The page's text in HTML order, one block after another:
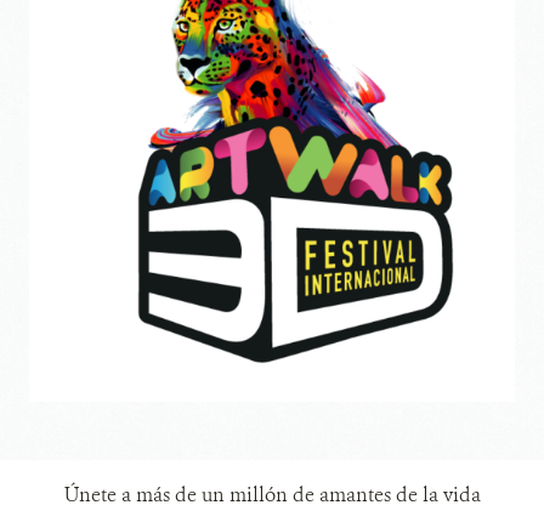
Únete a más de un millón de amantes de la vida